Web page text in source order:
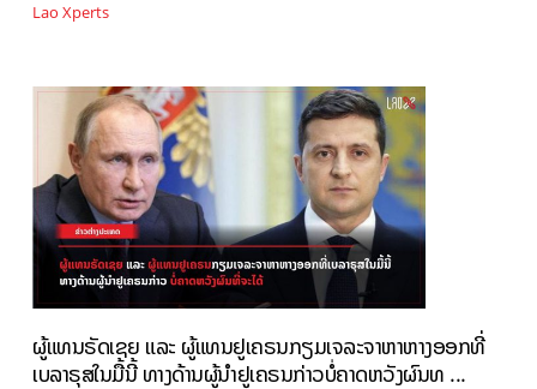
Lao Xperts
ຜູ້ແທນຣັດເຊຍ ແລະ ຜູ້ແທນຢູເຄຣນກຽມເຈລະຈາຫາຫາງອອກທີ່
ເບລາຣຸສໃນມື້ນີ້ ທາງດ້ານຜູ້ນຳຢູເຄຣນກ່າວບໍ່ຄາດຫວັງຜົນທ ...